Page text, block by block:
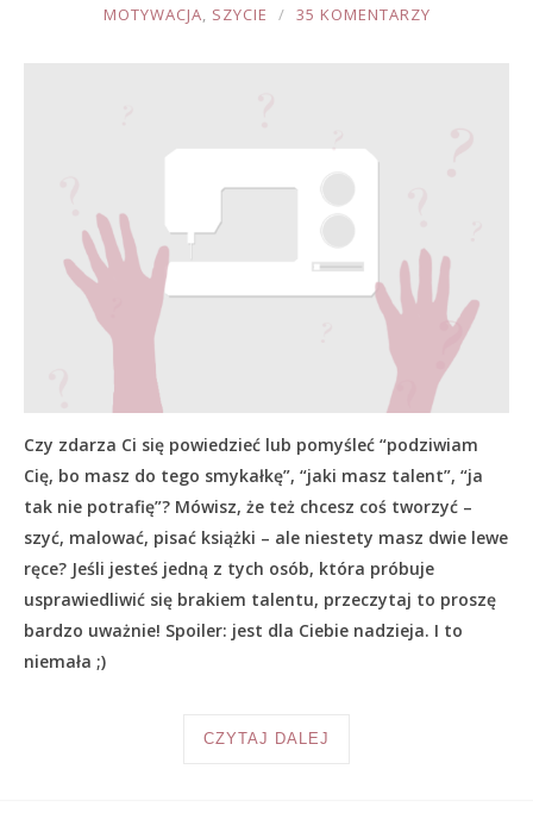
JOULE
MOTYWACJA, SZYCIE 35 KOMENTARZY
Czy zdarza Ci się powiedzieć lub pomyśleć “podziwiam
Cię, bo masz do tego smykałkę”, “jaki masz talent”, “ja
tak nie potrafię”? Mówisz, że też chcesz coś tworzyć –
szyć, malować, pisać książki – ale niestety masz dwie lewe
ręce? Jeśli jesteś jedną z tych osób, która próbuje
usprawiedliwić się brakiem talentu, przeczytaj to proszę
bardzo uważnie! Spoiler: jest dla Ciebie nadzieja. I to
niemała ;)
CZYTAJ DALEJ